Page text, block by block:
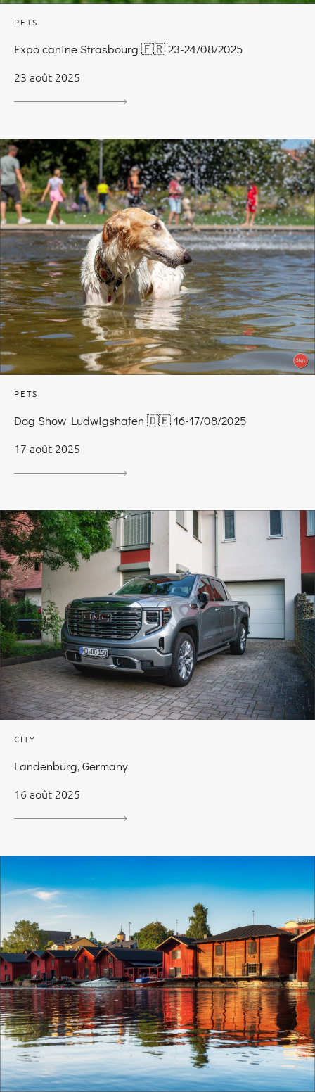
PETS
Expo canine Strasbourg 🇫🇷 23-24/08/2025
23 août 2025
PETS
Dog Show Ludwigshafen 🇩🇪 16-17/08/2025
17 août 2025
CITY
Landenburg, Germany
16 août 2025